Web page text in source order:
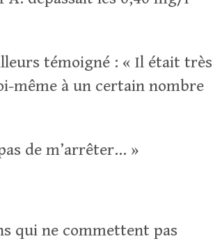
témoigné : « Il était très
même à un certain nombre
de m’arrêter… »
qui ne commettent pas